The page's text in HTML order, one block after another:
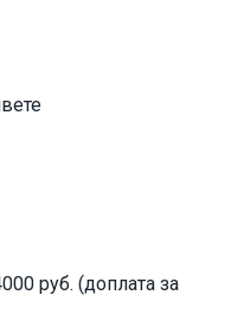
руб. (доплата за